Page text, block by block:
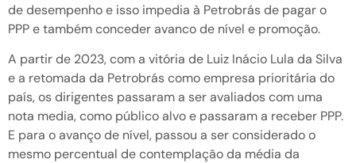
de desempenho e isso impedia à Petrobrás de pagar o
PPP e também conceder avanco de nível e promoção.
A partir de 2023, com a vitória de Luiz Inácio Lula da Silva
e a retomada da Petrobrás como empresa prioritária do
país, os dirigentes passaram a ser avaliados com uma
nota media, como público alvo e passaram a receber PPP.
E para o avanço de nível, passou a ser considerado o
mesmo percentual de contemplação da média da